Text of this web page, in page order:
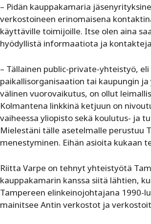
– Pidän kauppakamaria
verkostoineen erinomaisena
käyttäville toimijoille. Itse olen aina
hyödyllistä informaatiota ja
– Tällainen public-private-yhteistyö,
paikallisorganisaation tai kaupungin
välinen vuorovaikutus, on ollut
Kolmantena linkkinä ketjuun on
vaiheessa yliopisto sekä koulutus- ja
Mielestäni tälle asetelmalle perustuu
menestyminen. Eihän asioita kukaan
Riitta Varpe on tehnyt yhteistyötä
kauppakamarin kanssa siitä lähtien,
Tampereen elinkeinojohtajana 1990-
mainitsee Antin verkostot ja